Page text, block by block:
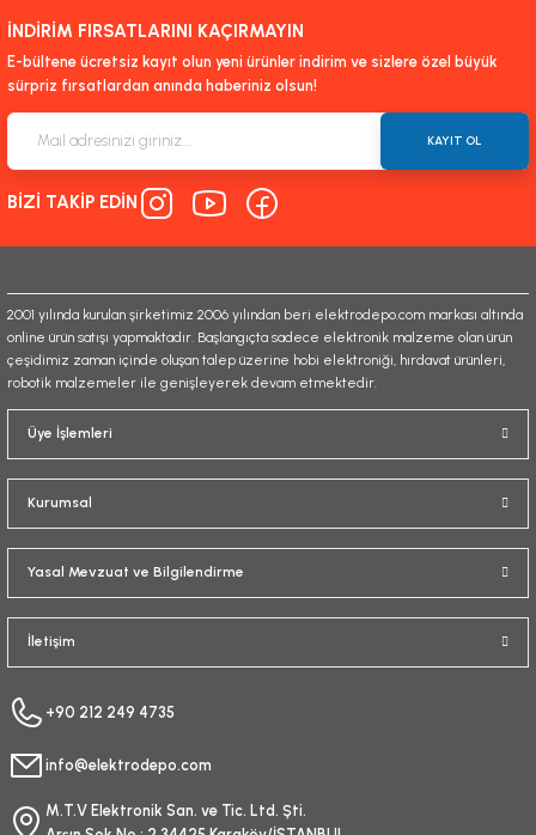
iletebilirsiniz.
Görüş ve önerileriniz için teşekkür ederiz.
Ürün açıklamasında eksik bilgiler bulunuyor.
Ürün bilgilerinde hatalar bulunuyor.
Ürün fiyatı diğer sitelerden daha pahalı.
Gönder
İNDİRİM FIRSATLARINI KAÇIRMAYIN
E-bültene ücretsiz kayıt olun yeni ürünler indirim ve sizlere özel büyük
sürpriz fırsatlardan anında haberiniz olsun!
KAYIT OL
BİZİ TAKİP EDİN
2001 yılında kurulan şirketimiz 2006 yılından beri elektrodepo.com markası altında
online ürün satışı yapmaktadır. Başlangıçta sadece elektronik malzeme olan ürün
çeşidimiz zaman içinde oluşan talep üzerine hobi elektroniği, hırdavat ürünleri,
robotik malzemeler ile genişleyerek devam etmektedir.
Üye İşlemleri
Kurumsal
Yasal Mevzuat ve Bilgilendirme
İletişim
+90 212 249 4735
info@elektrodepo.com
M.T.V Elektronik San. ve Tic. Ltd. Şti.